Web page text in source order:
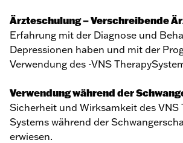
Ärzteschulung– Verschreibende
Erfahrung mit der Diagnose und
Depressionen haben und mit der
Verwendung des -VNS
Verwendung während der
Sicherheit und Wirksamkeit des VNS
Systems während der
erwiesen.